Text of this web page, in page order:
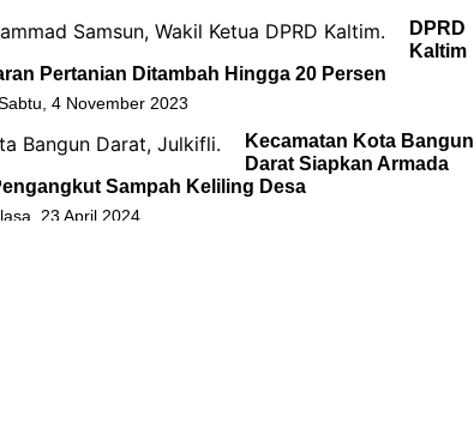
DPRD
Kaltim
Pertanian Ditambah Hingga 20 Persen
4 November 2023
Kecamatan Kota Bangun
Darat Siapkan Armada
Sampah Keliling Desa
23 April 2024